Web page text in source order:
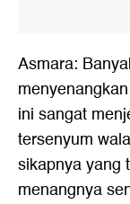
Asmara:
ini sangat
tersenyum
sikapnya yang
menangnya